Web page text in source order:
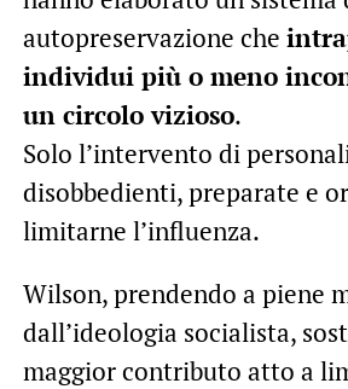
autopreservazione che
individui più o meno
un circolo vizioso.
Solo l’intervento di
disobbedienti, preparate e
limitarne l’influenza.
Wilson, prendendo a piene
dall’ideologia socialista,
maggior contributo atto a